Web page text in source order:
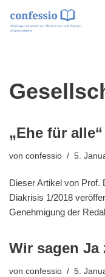
Zum
„Ehe für
von confessio 5.
Dieser Artikel von Prof.
Diakrisis 1/2018
Genehmigung der
Wir sagen Ja
von confessio 5.